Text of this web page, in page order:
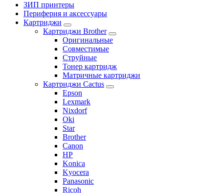
ЗИП принтеры
Периферия и аксессуары
Картриджи
Картриджи Brother
Оригинальные
Совместимые
Струйные
Тонер картридж
Матричные картриджи
Картриджи Cactus
Epson
Lexmark
Nixdorf
Oki
Star
Brother
Canon
HP
Konica
Kyocera
Panasonic
Ricoh